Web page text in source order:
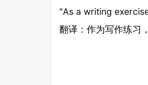
"As a writing
翻译：作为写作练习